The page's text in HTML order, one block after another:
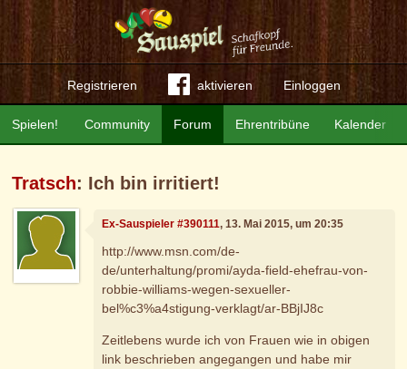
Registrieren aktivieren Einloggen
Community Forum Ehrentribüne Kalender
Spielen!
Tratsch: Ich bin irritiert!
Ex-Sauspieler #390111, 13. Mai 2015, um 20:35
http://www.msn.com/de-
de/unterhaltung/promi/ayda-field-ehefrau-von-
robbie-williams-wegen-sexueller-
bel%c3%a4stigung-verklagt/ar-BBjIJ8c
Zeitlebens wurde ich von Frauen wie in obigen
link beschrieben angegangen und habe mir